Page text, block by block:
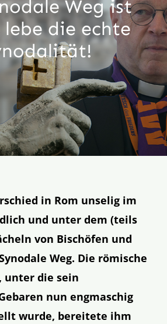
Weg ist
die echte
in Rom unselig im
und unter dem (teils
von Bischöfen und
Weg. Die römische
unter die sein
nun engmaschig
wurde, bereitete ihm